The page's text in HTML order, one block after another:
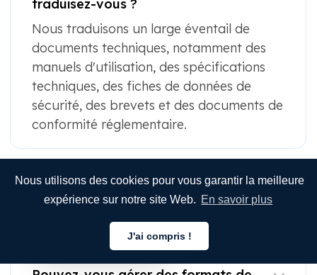
Nous utilisons des cookies pour vous garantir la meilleure
expérience sur notre site Web. En savoir plus
J'ai compris !
traduisez-vous ?
Nous traduisons un large éventail de
documents techniques, notamment des
manuels d'utilisation, des spécifications
techniques, des fiches de données de
sécurité, des brevets et des documents de
conformité réglementaire.
Comment garantissez-vous
l'exactitude des traductions
Français